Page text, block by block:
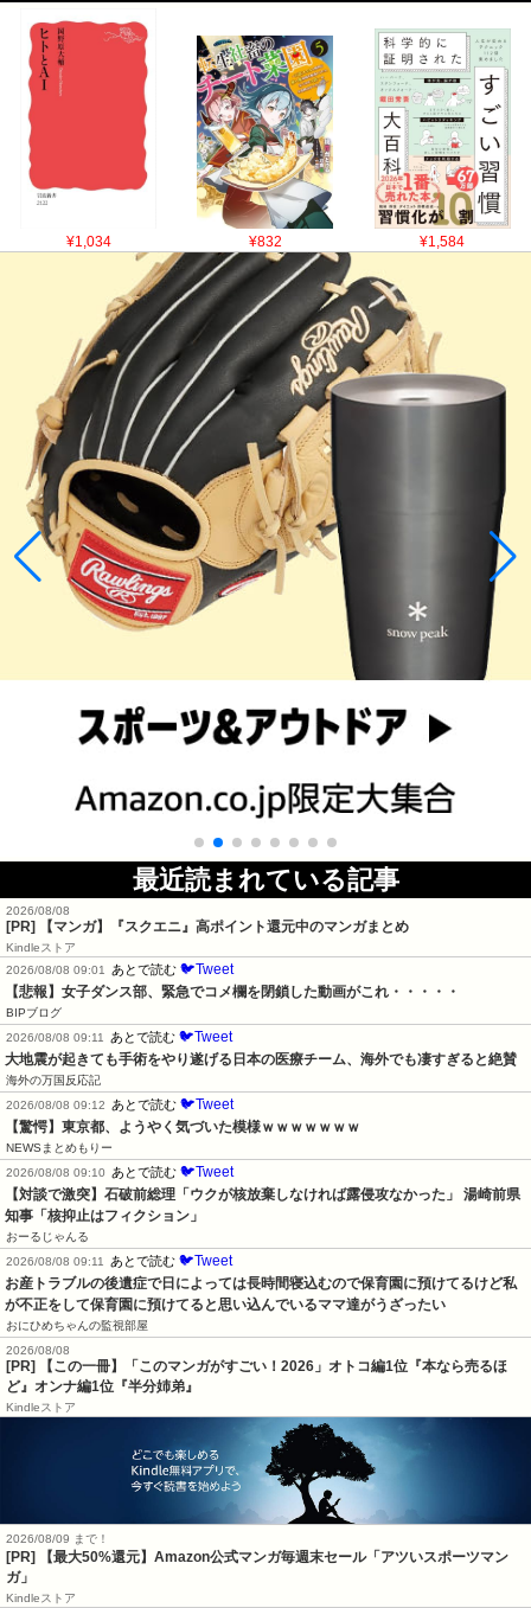
¥1,034 ¥832 ¥1,584
最近読まれている記事
2026/08/08
[PR] 【マンガ】『スクエニ』高ポイント還元中のマンガまとめ
Kindleストア
2026/08/08 09:01
あとで読む 🐦Tweet
【悲報】女子ダンス部、緊急でコメ欄を閉鎖した動画がこれ・・・・・
BIPブログ
2026/08/08 09:11
あとで読む 🐦Tweet
大地震が起きても手術をやり遂げる日本の医療チーム、海外でも凄すぎると絶賛
海外の万国反応記
2026/08/08 09:12
あとで読む 🐦Tweet
【驚愕】東京都、ようやく気づいた模様ｗｗｗｗｗｗｗ
NEWSまとめもりー
2026/08/08 09:10
あとで読む 🐦Tweet
【対談で激突】石破前総理「ウクが核放棄しなければ露侵攻なかった」 湯崎前県
知事「核抑止はフィクション」
おーるじゃんる
2026/08/08 09:11
あとで読む 🐦Tweet
お産トラブルの後遺症で日によっては長時間寝込むので保育園に預けてるけど私
が不正をして保育園に預けてると思い込んでいるママ達がうざったい
おにひめちゃんの監視部屋
2026/08/08
[PR] 【この一冊】「このマンガがすごい！2026」オトコ編1位『本なら売るほ
ど』オンナ編1位『半分姉弟』
Kindleストア
2026/08/09 まで！
[PR]
【最大50%還元】Amazon公式マンガ毎週末セール「アツいスポーツマン
ガ」
Kindleストア